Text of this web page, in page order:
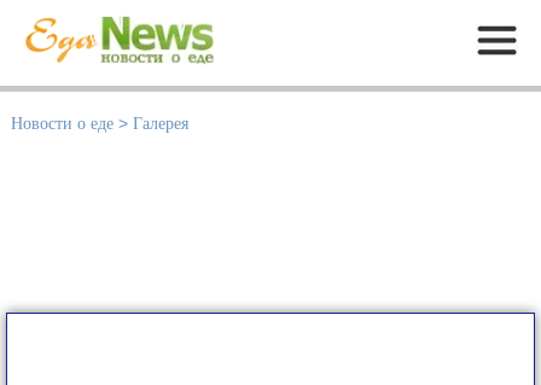
Меню
Новости о еде > Галерея